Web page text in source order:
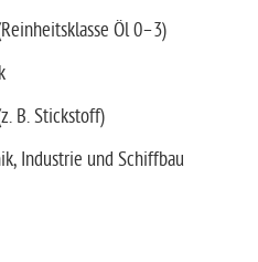
Öl 0–3)
B. Stickstoff)
Industrie und Schiffbau